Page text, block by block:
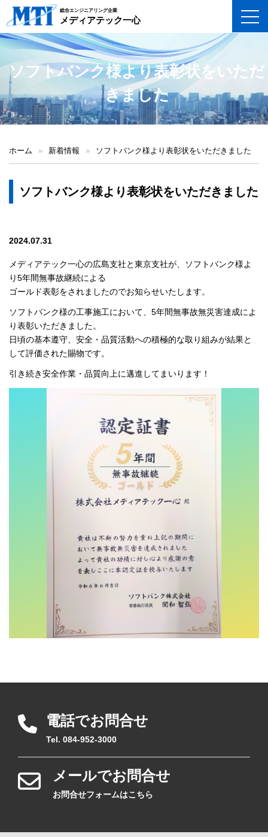
総合エンジニアリング企業
メディアテック一心
ソフトバンク様より表彰状をいただ
きました
ホーム » 新着情報 » ソフトバンク様より表彰状をいただきました
ソフトバンク様より表彰状をいただきました
2024.07.31
メディアテック一心の広島支社と東京支社が、ソフトバンク様よ
り5年間無事故継続による
ゴールド表彰をされましたのでお知らせいたします。
ソフトバンク様の工事施工において、5年間無事故無災害達成によ
り表彰いただきました。
日頃の基本遵守、安全・品質活動への積極的な取り組みが結果と
して評価された賜物です。
引き続き安全作業・品質向上に邁進してまいります！
電話でお問合せ
Tel. 084-952-3000
メールでお問合せ
お問合せフォームはこちら